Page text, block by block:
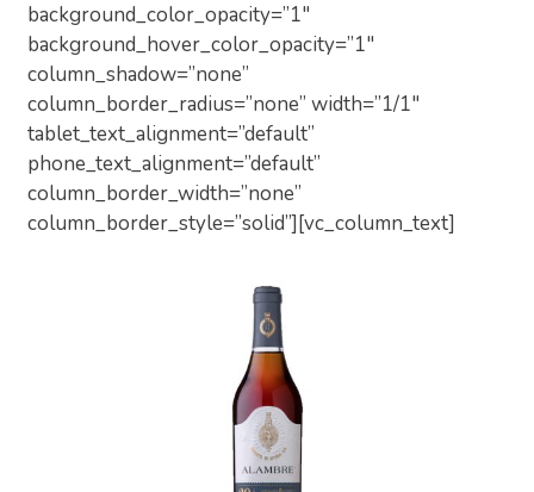
background_color_opacity=”1″
background_hover_color_opacity=”1″
column_shadow=”none”
column_border_radius=”none” width=”1/1″
tablet_text_alignment=”default”
phone_text_alignment=”default”
column_border_width=”none”
column_border_style=”solid”][vc_column_text]